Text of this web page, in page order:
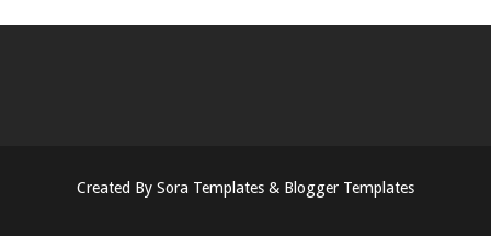
Created By Sora Templates & Blogger Templates